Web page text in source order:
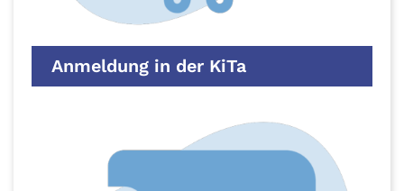
Anmeldung in der KiTa